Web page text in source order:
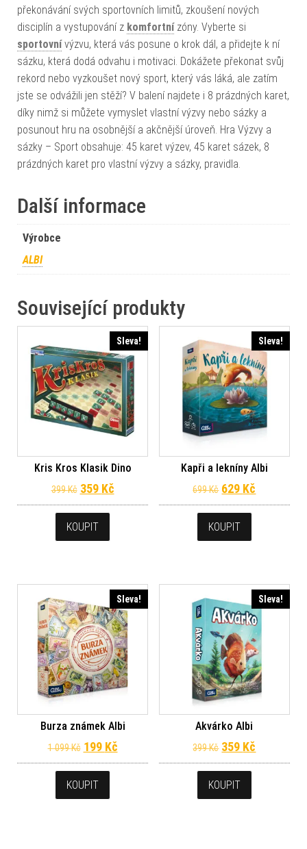
překonávání svých sportovních limitů, zkoušení nových
disciplín a vystupování z komfortnízóny. Vyberte si
sportovnívýzvu, která vás posune o krok dál, a přidejte k ní
sázku, která dodá odvahu i motivaci. Dokážete překonat svůj
rekord nebo vyzkoušet nový sport, který vás láká, ale zatím
jste se odvážili jen stěží? V balení najdete i 8 prázdných karet,
díky nimž si můžete vymyslet vlastní výzvy nebo sázky a
posunout hru na osobnější a akčnější úroveň. Hra Výzvy a
sázky – Sport obsahuje: 45 karet výzev, 45 karet sázek, 8
prázdných karet pro vlastní výzvy a sázky, pravidla.
Další informace
Výrobce
ALBI
Související produkty
Sleva!
Kris Kros Klasik Dino
399Kč Původní cena byla: 399 Kč.
359 KčAktuální cena je: 359 Kč.
KOUPIT
Sleva!
Kapři a lekníny Albi
699Kč Původní cena
629 Kč
KOUPIT
Sleva!
Burza známek Albi
1 099Kč Původní cena byla: 1 099 Kč.
199 KčAktuální cena je: 199 Kč.
KOUPIT
Sleva!
Akvárko Albi
399Kč Původní cena
359 Kč
KOUPIT